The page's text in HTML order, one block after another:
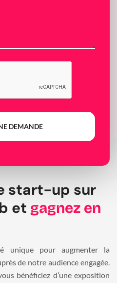
DEMANDE
start-up sur
et gagnez en
unique pour augmenter la
de notre audience engagée.
bénéficiez d’une exposition